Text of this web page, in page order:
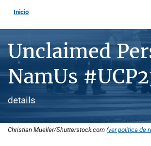
Inicio
Unclaimed
NamUs
details
Christian Mueller/Shutterstock.com (ver política de